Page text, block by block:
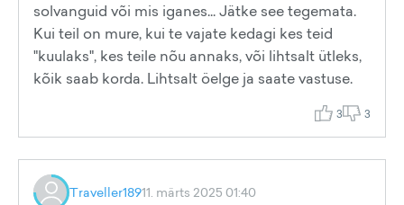
solvanguid või mis iganes... Jätke see tegemata.
Kui teil on mure, kui te vajate kedagi kes teid
"kuulaks", kes teile nõu annaks, või lihtsalt ütleks,
kõik saab korda. Lihtsalt öelge ja saate vastuse.
3 3
Traveller18911. märts 2025 01:40